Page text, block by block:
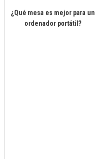
¿Qué mesa es mejor para un
ordenador portátil?